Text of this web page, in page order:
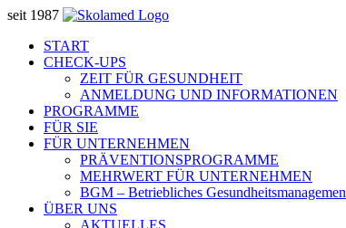
seit 1987
START
CHECK-UPS
ZEIT FÜR GESUNDHEIT
ANMELDUNG UND INFORMATIONEN
PROGRAMME
FÜR SIE
FÜR UNTERNEHMEN
PRÄVENTIONSPROGRAMME
MEHRWERT FÜR UNTERNEHMEN
BGM – Betriebliches
ÜBER UNS
AKTUELLES